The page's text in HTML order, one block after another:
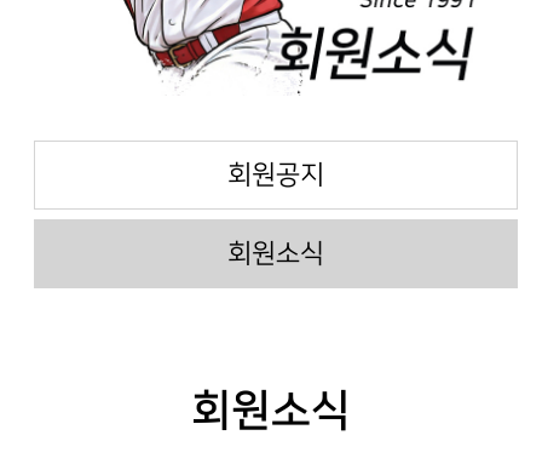
회원공지
회원소식
회원소식